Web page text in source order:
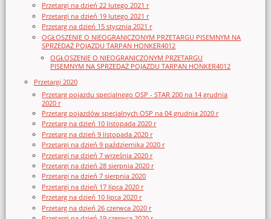
Przetargi na dzień 22 lutego 2021 r
Przetargi na dzień 19 lutego 2021 r
Przetarg na dzień 15 stycznia 2021 r
OGŁOSZENIE O NIEOGRANICZONYM PRZETARGU PISEMNYM NA
SPRZEDAŻ POJAZDU TARPAN HONKER4012
OGŁOSZENIE O NIEOGRANICZONYM PRZETARGU
PISEMNYM NA SPRZEDAŻ POJAZDU TARPAN HONKER4012
Przetargi 2020
Przetarg pojazdu specjalnego OSP - STAR 200 na 14 grudnia
2020 r
Przetarg pojazdów specjalnych OSP na 04 grudnia 2020 r
Przetarg na dzień 10 listopada 2020 r
Przetarg na dzień 9 listopada 2020 r
Przetargi na dzień 9 października 2020 r
Przetargi na dzień 7 września 2020 r
Przetargi na dzień 28 sierpnia 2020 r
Przetargi na dzień 7 sierpnia 2020
Przetargi na dzień 17 lipca 2020 r
Przetarg na dzień 10 lipca 2020 r
Przetarg na dzień 26 czerwca 2020 r